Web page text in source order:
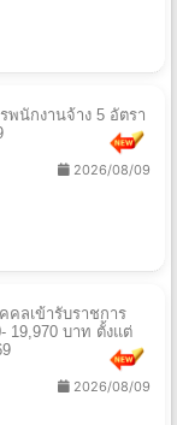
พนักงานจ้าง 5 อัตรา
2026/08/09
คลเข้ารับราชการ
19,970 บาท ตั้งแต่
2026/08/09